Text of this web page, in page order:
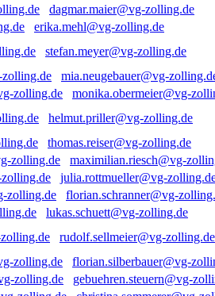
dagmar.maier@vg-zolling.de
erika.mehl@vg-zolling.de
stefan.meyer@vg-zolling.de
mia.neugebauer@vg-
monika.obermeier@vg-
helmut.priller@vg-zolling.de
thomas.reiser@vg-zolling.de
maximilian.riesch@vg-
julia.rottmueller@vg-
florian.schranner@vg-
lukas.schuett@vg-zolling.de
rudolf.sellmeier@vg-zolling.de
florian.silberbauer@vg-
gebuehren.steuern@vg-